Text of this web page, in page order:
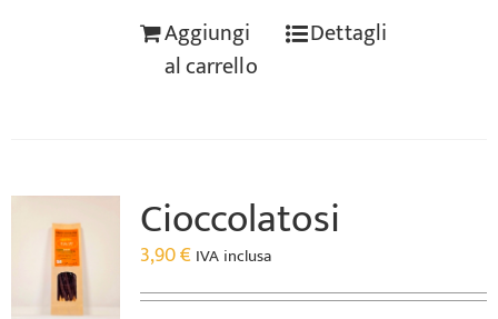
Aggiungi
al carrello
Dettagli
Cioccolatosi
3,90€ IVA inclusa